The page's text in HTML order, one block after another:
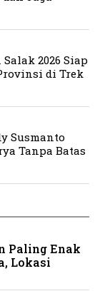
2026 Siap
di Trek
Susmanto
Tanpa Batas
Paling Enak
Lokasi